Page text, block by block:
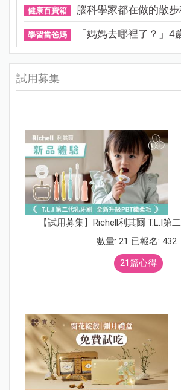
健康百寶箱 腦科學家都在做的散步
學習當爸媽 「媽媽去哪裡了？」4
試用募集
【試用募集】Richell利其爾 T.L.I第
數量: 21 已報名: 432
21篇心得